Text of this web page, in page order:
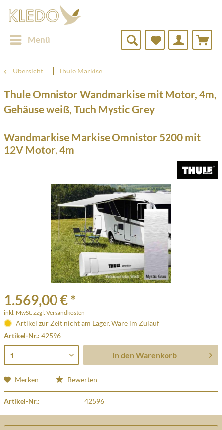
Menü
Übersicht Thule Markise
Thule Omnistor Wandmarkise mit Motor, 4m,
Gehäuse weiß, Tuch Mystic Grey
Wandmarkise Markise Omnistor 5200 mit
12V Motor, 4m
1.569,00 € *
inkl. MwSt. zzgl. Versandkosten
Artikel zur Zeit nicht am Lager. Ware im Zulauf
Artikel-Nr.: 42596
In den Warenkorb
Merken Bewerten
Artikel-Nr.: 42596